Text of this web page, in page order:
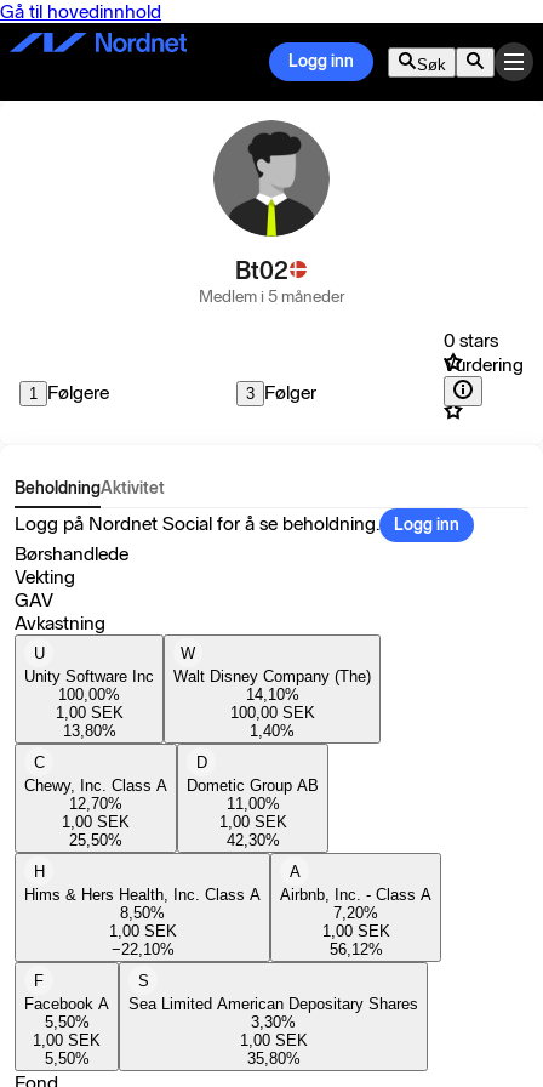
Gå til hovedinnhold
Logg inn Søk
Bt02
Medlem i 5 måneder
1 Følgere 3 Følger
0 stars
Vurdering
BeholdningAktivitet
Logg på Nordnet Social for å se beholdning. Logg inn
Børshandlede
Vekting
GAV
Avkastning
U
Unity Software Inc
100,00%
1,00 SEK
13,80%
W
Walt Disney Company (The)
14,10%
100,00 SEK
1,40%
C
Chewy, Inc. Class A
12,70%
1,00 SEK
25,50%
D
Dometic Group AB
11,00%
1,00 SEK
42,30%
H
Hims & Hers Health, Inc. Class A
8,50%
1,00 SEK
−22,10%
A
Airbnb, Inc. - Class A
7,20%
1,00 SEK
56,12%
F
Facebook A
5,50%
1,00 SEK
5,50%
S
Sea Limited American Depositary Shares
3,30%
1,00 SEK
35,80%